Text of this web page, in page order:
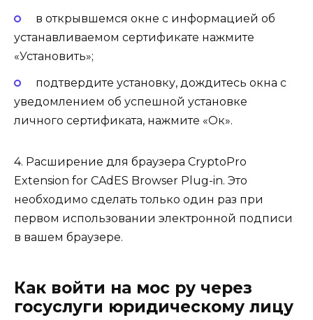
в открывшемся окне с информацией об
устанавливаемом сертификате нажмите
«Установить»;
подтвердите установку, дождитесь окна с
уведомлением об успешной установке
личного сертификата, нажмите «Ок».
4. Расширение для браузера CryptoPro
Extension for CAdES Browser Plug-in. Это
необходимо сделать только один раз при
первом использовании электронной подписи
в вашем браузере.
Как войти на мос ру через
госуслуги юридическому лицу